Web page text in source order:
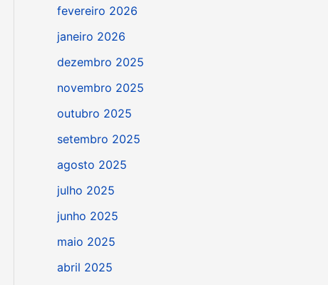
fevereiro 2026
janeiro 2026
dezembro 2025
novembro 2025
outubro 2025
setembro 2025
agosto 2025
julho 2025
junho 2025
maio 2025
abril 2025